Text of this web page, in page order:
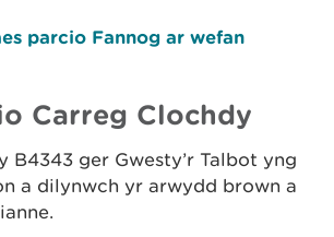
parcio Fannog ar wefan
Carreg Clochdy
B4343 ger Gwesty’r Talbot yng
a dilynwch yr arwydd brown a